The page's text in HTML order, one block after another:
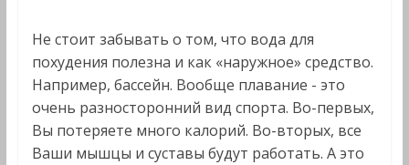
Не стоит забывать о том, что вода для
похудения полезна и как «наружное» средство.
Например, бассейн. Вообще плавание - это
очень разносторонний вид спорта. Во-первых,
Вы потеряете много калорий. Во-вторых, все
Ваши мышцы и суставы будут работать. А это